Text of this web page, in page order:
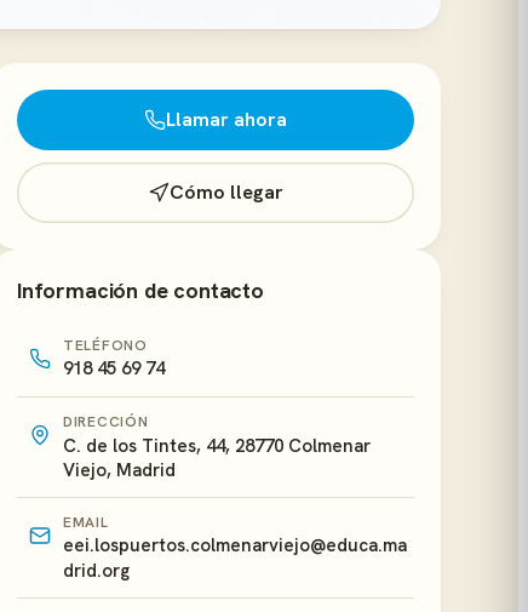
Llamar ahora
Cómo llegar
Información de contacto
TELÉFONO
918 45 69 74
DIRECCIÓN
C. de los Tintes, 44, 28770 Colmenar
Viejo, Madrid
EMAIL
eei.lospuertos.colmenarviejo@educa.ma
drid.org